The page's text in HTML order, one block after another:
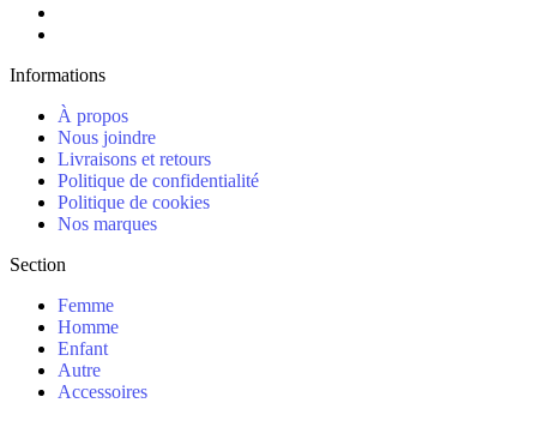
Informations
À propos
Nous joindre
Livraisons et retours
Politique de confidentialité
Politique de cookies
Nos marques
Section
Femme
Homme
Enfant
Autre
Accessoires